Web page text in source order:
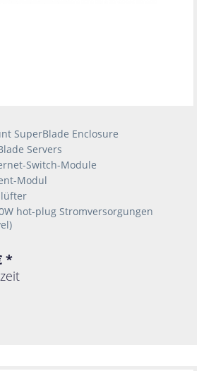
SuperBlade Enclosure
Servers
Switch-Module
Modul
hot-plug Stromversorgungen
*